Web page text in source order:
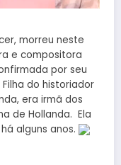
morreu neste
e compositora
por seu
do historiador
era irmã dos
de Hollanda. Ela
alguns anos.